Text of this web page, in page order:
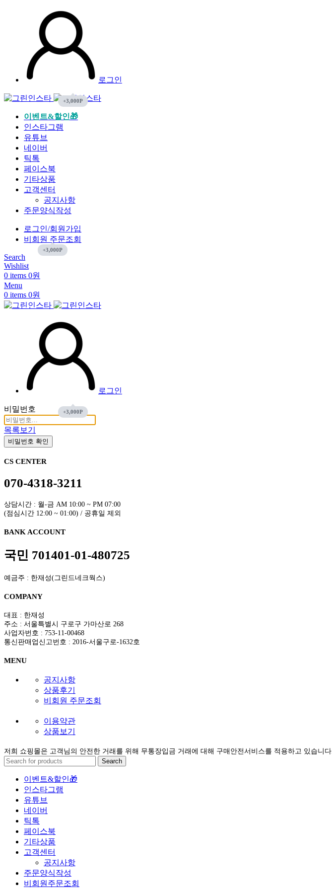
로그인
이벤트&할인🎁
인스타그램
유튜브
네이버
틱톡
페이스북
기타상품
고객센터
공지사항
주문양식작성
로그인/회원가입
비회원 주문조회
Search
Wishlist
0 items 0원
Menu
0 items 0원
로그인
비밀번호
목록보기
비밀번호 확인
CS CENTER
070-4318-3211
상담시간 : 월-금 AM 10:00 ~ PM 07:00
(점심시간 12:00 ~ 01:00) / 공휴일 제외
BANK ACCOUNT
국민 701401-01-480725
예금주 : 한재성(그린드네크웍스)
COMPANY
대표 : 한재성
주소 : 서울특별시 구로구 가마산로 268
사업자번호 : 753-11-00468
통신판매업신고번호 : 2016-서울구로-1632호
MENU
공지사항
상품후기
비회원 주문조회
이용약관
상품보기
저희 쇼핑몰은 고객님의 안전한 거래를 위해 무통장입금 거래에 대해 구매안전서비스를 적용하고 있습니다.
Search
이벤트&할인🎁
인스타그램
유튜브
네이버
틱톡
페이스북
기타상품
고객센터
공지사항
주문양식작성
비회원주문조회